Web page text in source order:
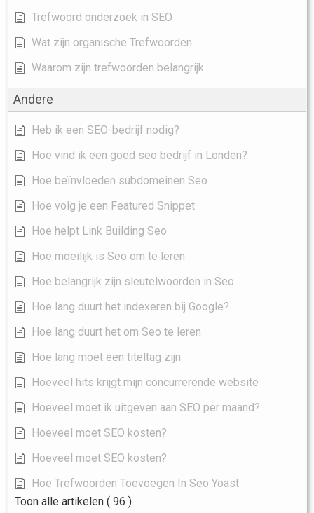
Trefwoord onderzoek in SEO
Wat zijn organische Trefwoorden
Waarom zijn trefwoorden belangrijk
Andere
Heb ik een SEO-bedrijf nodig?
Hoe vind ik een goed seo bedrijf in Londen?
Hoe beïnvloeden subdomeinen Seo
Hoe volg je een Featured Snippet
Hoe helpt Link Building Seo
Hoe moeilijk is Seo om te leren
Hoe belangrijk zijn sleutelwoorden in Seo
Hoe lang duurt het indexeren bij Google?
Hoe lang duurt het om Seo te leren
Hoe lang moet een titeltag zijn
Hoeveel hits krijgt mijn concurrerende website
Hoeveel moet ik uitgeven aan SEO per maand?
Hoeveel moet SEO kosten?
Hoeveel moet SEO kosten?
Hoe Trefwoorden Toevoegen In Seo Yoast
Toon alle artikelen ( 96 )